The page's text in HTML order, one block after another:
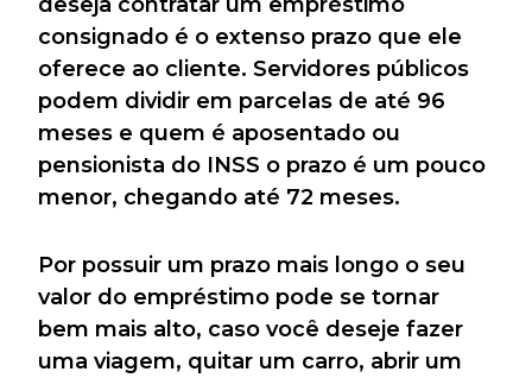
consignado é o extenso prazo que ele
oferece ao cliente. Servidores públicos
podem dividir em parcelas de até 96
meses e quem é aposentado ou
pensionista do INSS o prazo é um pouco
menor, chegando até 72 meses.
Por possuir um prazo mais longo o seu
valor do empréstimo pode se tornar
bem mais alto, caso você deseje fazer
uma viagem, quitar um carro, abrir um